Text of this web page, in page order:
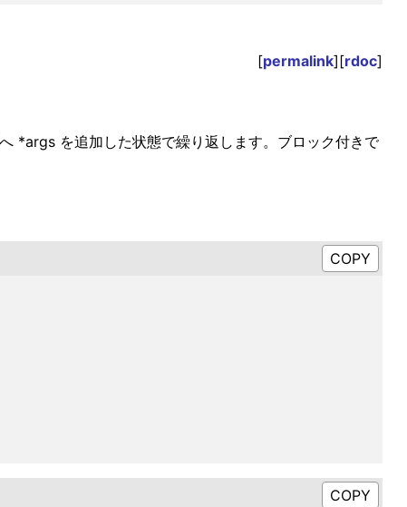
[permalink][rdoc]
*args を追加した状態で繰り返します。ブロック付きで